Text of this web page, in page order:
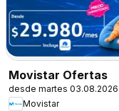
Movistar Ofertas
desde martes 03.08.2026
Movistar